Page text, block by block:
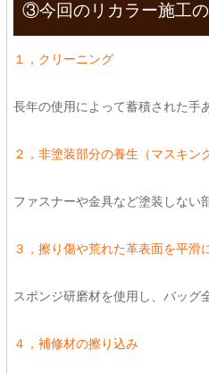
③今回のリカラー施工
１，クリーニング
長年の使用によって蓄積された手
２，非塗装部分の養生（マスキング
ファスナーや金具など塗装しない
３，擦り傷や荒れた革表面を平滑
スポンジ研磨材を使用し、バッグ
４，補修材の擦り込み